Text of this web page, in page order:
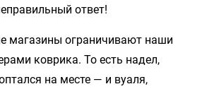
ответ!
магазины ограничивают наши
коврика. То есть надел,
на месте — и вуаля,